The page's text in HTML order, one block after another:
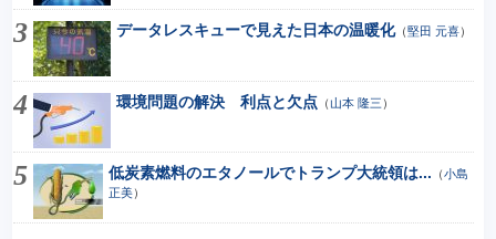
データレスキューで見えた日本の温暖化（堅田 元喜）
環境問題の解決 利点と欠点 （山本 隆三 ）
低炭素燃料のエタノールでトランプ大統領は... （小島
正美）